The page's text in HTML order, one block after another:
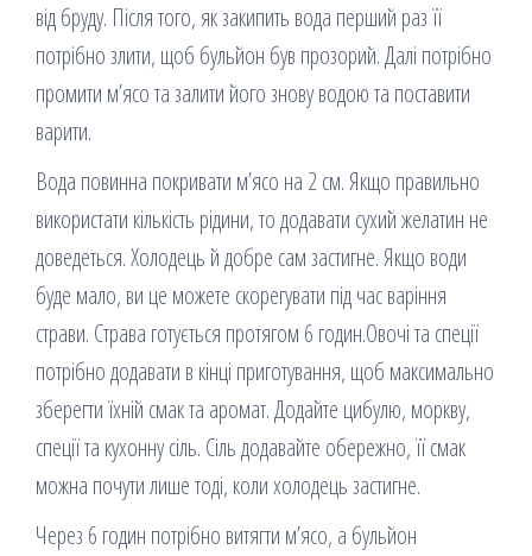
від бруду. Після того, як закипить вода перший раз її
потрібно злити, щоб бульйон був прозорий. Далі потрібно
промити м’ясо та залити його знову водою та поставити
варити.
Вода повинна покривати м’ясо на 2 см. Якщо правильно
використати кількість рідини, то додавати сухий желатин не
доведеться. Холодець й добре сам застигне. Якщо води
буде мало, ви це можете скорегувати під час варіння
страви. Страва готується протягом 6 годин.Овочі та спеції
потрібно додавати в кінці приготування, щоб максимально
зберегти їхній смак та аромат. Додайте цибулю, моркву,
спеції та кухонну сіль. Сіль додавайте обережно, її смак
можна почути лише тоді, коли холодець застигне.
Через 6 годин потрібно витягти м’ясо, а бульйон